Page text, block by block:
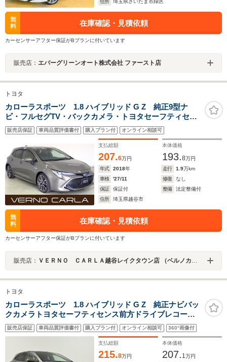
住所 埼玉県さいたま市緑区
無
料
在庫確認・見積依頼
カーセンサーアフター保証がBプランに付いています
販売店： エバーグリーンオート株式会社 ファースト店
トヨタ
カローラスポーツ 1.8 ハイブリッド G Z 純正9型ナ
ビ・フルセグTV・バックカメラ・トヨタセーフティセン
ス・クリアランスソナー・レーンキープアシスト・レー
ダークルーズコントロール・LEDヘッドライト・純正18
インチアルミホイール・ETC
販売店保証 車両品質評価書付 購入プラン付 オンライン相談可
支払総額
207.6万円
本体価格
193.8万円
年式
2018年 走行 1.9万km
車検
'27/11 修復
なし
保証
保証付 整備
法定整備付
住所
埼玉県越谷市
無
料
在庫確認・見積依頼
カーセンサーアフター保証がBプランに付いています
販売店： ＶＥＲＮＯ ＣＡＲＬＡ越谷レイクタウン店 （ベルノカーラ越谷レイクタウン店）
トヨタ
カローラスポーツ 1.8 ハイブリッド G Z 純正ナビバッ
クカメラトヨタセーフティセンス前方ドライブレコーダ
ービルトインETCハーフレザーシートD/Nシートヒーター
オートライトLEDヘッドライト電動パーキングオートホ
販売店保証 車両品質評価書付 購入プラン付 オンライン相談可 360°画像付
支払総額
215.8万円
本体価格
207. 1万円